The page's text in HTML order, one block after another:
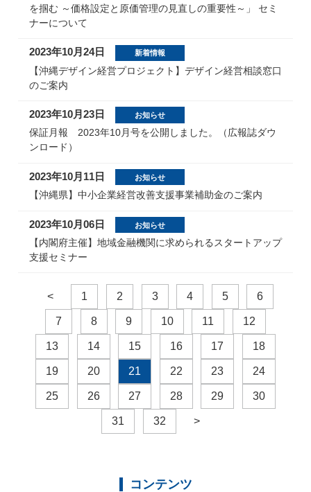
を掴む ～価格設定と原価管理の見直しの重要性～」 セミ
ナーについて
2023年10月24日 新着情報
【沖縄デザイン経営プロジェクト】デザイン経営相談窓口
のご案内
2023年10月23日 お知らせ
保証月報 2023年10月号を公開しました。（広報誌ダウ
ンロード）
2023年10月11日 お知らせ
【沖縄県】中小企業経営改善支援事業補助金のご案内
2023年10月06日 お知らせ
【内閣府主催】地域金融機関に求められるスタートアップ
支援セミナー
< 1 2 3 4 5 6
7 8 9 10 11 12
13 14 15 16 17 18
19 20 21 22 23 24
25 26 27 28 29 30
31 32 >
コンテンツ